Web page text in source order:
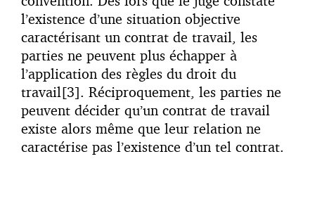
l’existence d’une situation objective
caractérisant un contrat de travail, les
parties ne peuvent plus échapper à
l’application des règles du droit du
travail[3]. Réciproquement, les parties ne
peuvent décider qu’un contrat de travail
existe alors même que leur relation ne
caractérise pas l’existence d’un tel contrat.